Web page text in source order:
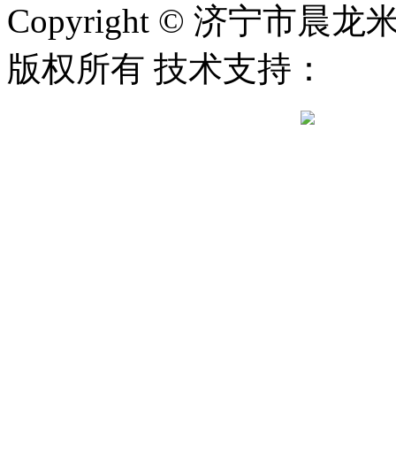
Copyright © 济宁市晨龙
版权所有 技术支持：